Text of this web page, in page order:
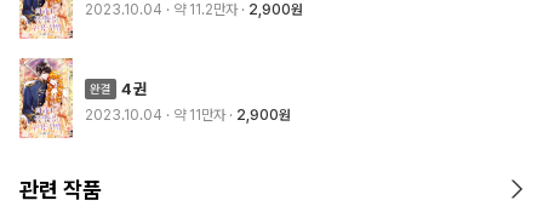
2023.10.04 · 약 11.2만자 2,900원
4권
2023.10.04 · 약 11만자 2,900원
관련 작품